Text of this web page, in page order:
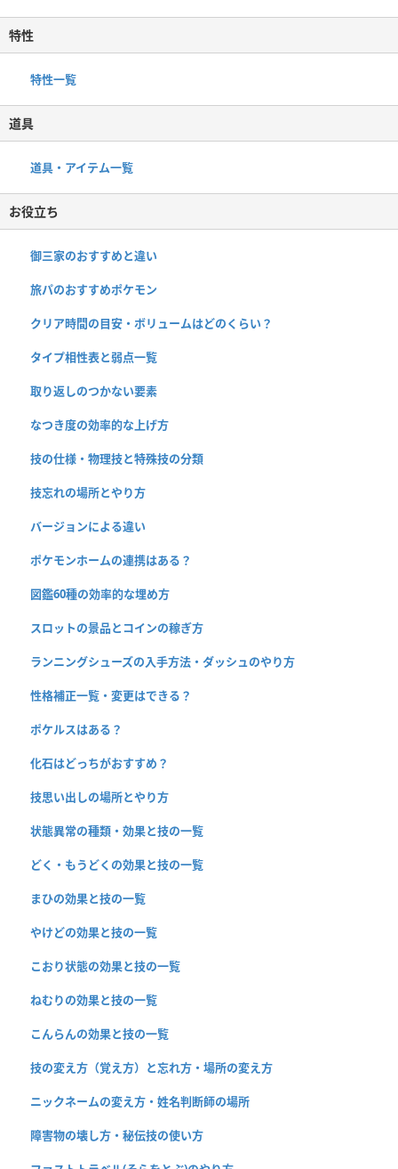
特性
特性一覧
道具
道具・アイテム一覧
お役立ち
御三家のおすすめと違い
旅パのおすすめポケモン
クリア時間の目安・ボリュームはどのくらい？
タイプ相性表と弱点一覧
取り返しのつかない要素
なつき度の効率的な上げ方
技の仕様・物理技と特殊技の分類
技忘れの場所とやり方
バージョンによる違い
ポケモンホームの連携はある？
図鑑60種の効率的な埋め方
スロットの景品とコインの稼ぎ方
ランニングシューズの入手方法・ダッシュのやり方
性格補正一覧・変更はできる？
ポケルスはある？
化石はどっちがおすすめ？
技思い出しの場所とやり方
状態異常の種類・効果と技の一覧
どく・もうどくの効果と技の一覧
まひの効果と技の一覧
やけどの効果と技の一覧
こおり状態の効果と技の一覧
ねむりの効果と技の一覧
こんらんの効果と技の一覧
技の変え方（覚え方）と忘れ方・場所の変え方
ニックネームの変え方・姓名判断師の場所
障害物の壊し方・秘伝技の使い方